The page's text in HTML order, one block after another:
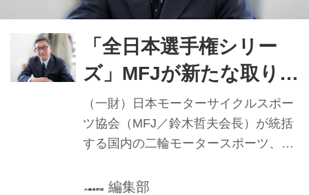
「全日本選手権シリー
ズ」MFJが新たな取り組
み 動画配信スタート、
指定ゼッケン導入
（一財）日本モーターサイクルスポー
ツ協会（MFJ／鈴木哲夫会長）が統括
する国内の二輪モータースポーツ、全
取り組みが2021年よりスタートした。
編集部